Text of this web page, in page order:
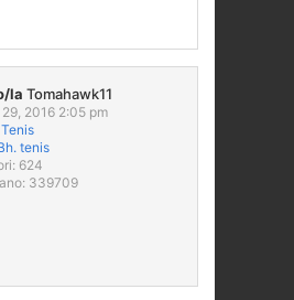
la Tomahawk11
2016 2:05 pm
Tenis
tenis
624
339709